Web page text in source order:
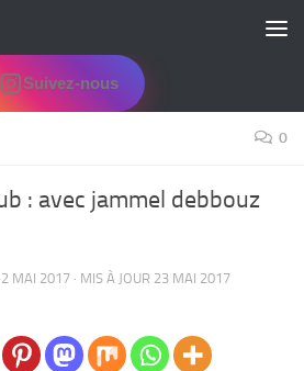
Suivez-nous
0
: avec jammel debbouz
MAI 2017 · MIS À JOUR 23 MAI 2017